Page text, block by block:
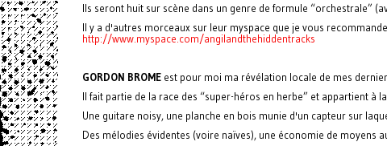
Ils seront huit sur scène dans un genre de formule “orchestrale”
Il y a d'autres morceaux sur leur myspace que je vous
http://www.myspace.com/angilandthehiddentracks
GORDON BROME est pour moi ma révélation locale de mes
Il fait partie de la race des “super-héros en herbe” et appartient
Une guitare noisy, une planche en bois munie d'un capteur sur
Des mélodies évidentes (voire naïves), une économie de moyens